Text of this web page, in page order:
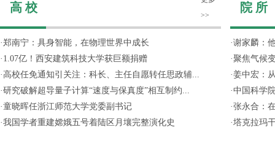
高 校
>>
·郑南宁：具身智能，在物理世界中成长
· 1.07亿！西安建筑科技大学获巨额捐赠
· 高校任免通知引关注：科长、主任自愿转任思政辅...
·研究破解超导量子计算“速度与保真度”相互制约...
·童晓晖任浙江师范大学党委副书记
·我国学者重建嫦娥五号着陆区月壤完整演化史
院 所
·谢家麟：
·聚焦气候
·姜中宏：
·中国科学
·张永合：
·塔克拉玛